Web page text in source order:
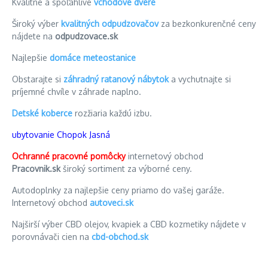
Kvalitné a spoľahlivé vchodové dvere
Široký výber kvalitných odpudzovačovza bezkonkurenčné ceny
nájdete na odpudzovace.sk
Najlepšie domáce meteostanice
Obstarajte si záhradný ratanový nábytoka vychutnajte si
príjemné chvíle v záhrade naplno.
Detské koberce rozžiaria každú izbu.
ubytovanie Chopok Jasná
Ochranné pracovné pomôckyinternetový obchod
Pracovnik.skširoký sortiment za výborné ceny.
Autodoplnky za najlepšie ceny priamo do vašej garáže.
Internetový obchod autoveci.sk
Najširší výber CBD olejov, kvapiek a CBD kozmetiky nájdete v
porovnávači cien na cbd-obchod.sk